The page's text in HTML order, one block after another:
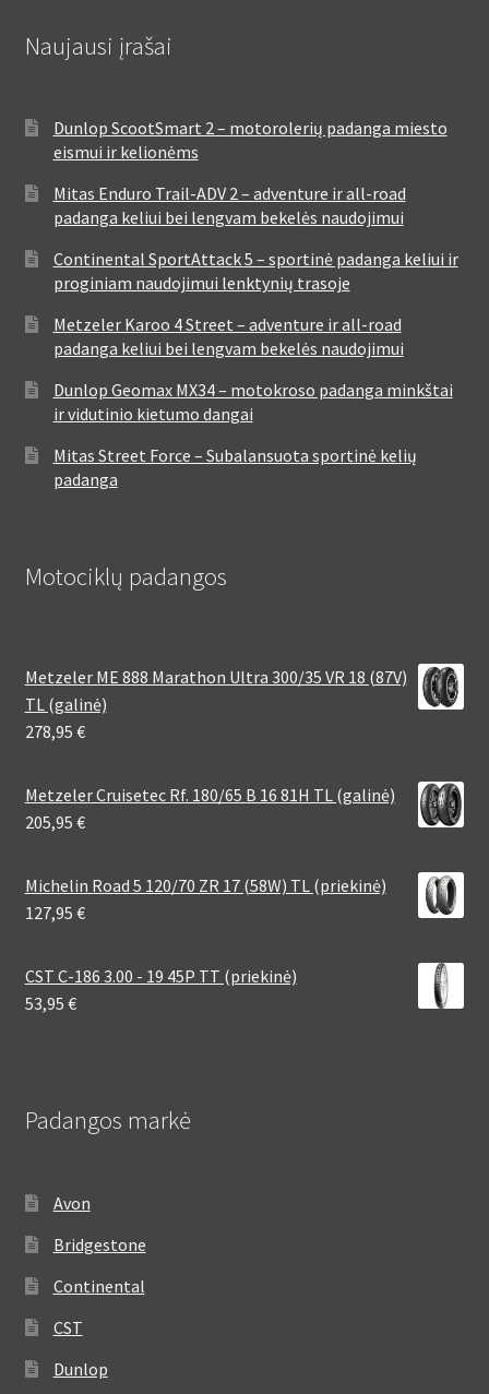
Naujausi įrašai
Dunlop ScootSmart 2 – motorolerių padanga miesto
eismui ir kelionėms
Mitas Enduro Trail-ADV 2 – adventure ir all-road
padanga keliui bei lengvam bekelės naudojimui
Continental SportAttack 5 – sportinė padanga keliui ir
proginiam naudojimui lenktynių trasoje
Metzeler Karoo 4 Street – adventure ir all-road
padanga keliui bei lengvam bekelės naudojimui
Dunlop Geomax MX34 – motokroso padanga minkštai
ir vidutinio kietumo dangai
Mitas Street Force – Subalansuota sportinė kelių
padanga
Motociklų padangos
Metzeler ME 888 Marathon Ultra 300/35 VR 18 (87V)
TL (galinė)
278,95 €
Metzeler Cruisetec Rf. 180/65 B 16 81H TL (galinė)
205,95 €
Michelin Road 5 120/70 ZR 17 (58W) TL (priekinė)
127,95 €
CST C-186 3.00 - 19 45P TT (priekinė)
53,95 €
Padangos markė
Avon
Bridgestone
Continental
CST
Dunlop